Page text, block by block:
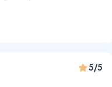
5/5